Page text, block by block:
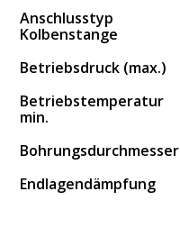
Anschlusstyp
Kolbenstange
Betriebsdruck (max.)
Betriebstemperatur
min.
Bohrungsdurchmesser
Endlagendämpfung